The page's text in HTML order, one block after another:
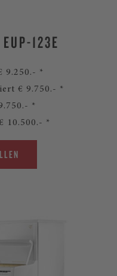
123E
9.250.- *
€ 9.750.- *
*
10.500.- *